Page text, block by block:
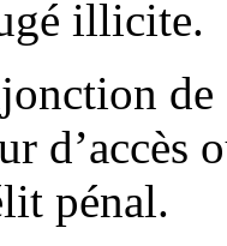
illicite.
de
d’accès
pénal.